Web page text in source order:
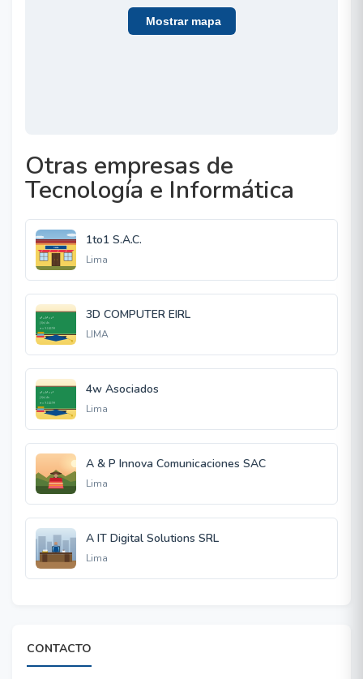
Mostrar mapa
Otras empresas de
Tecnología e Informática
1to1 S.A.C.
Lima
3D COMPUTER EIRL
LIMA
4w Asociados
Lima
A & P Innova Comunicaciones SAC
Lima
A IT Digital Solutions SRL
Lima
CONTACTO